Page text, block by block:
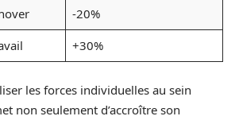
-20%
+30%
les forces individuelles au sein
non seulement d’accroître son